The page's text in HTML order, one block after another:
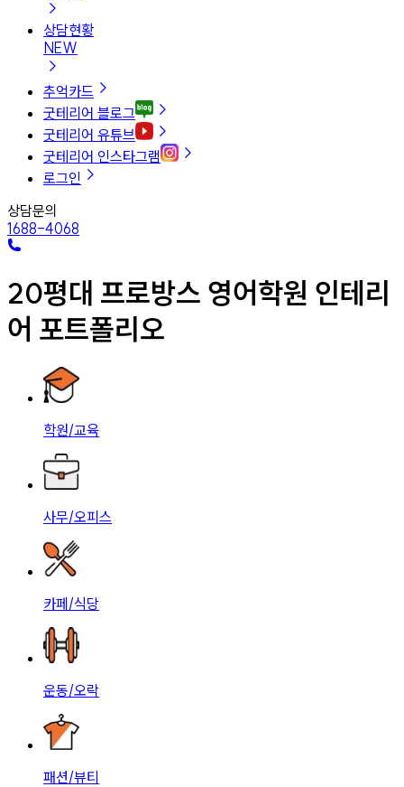
상담현황
NEW
추억카드
굿테리어 블로그
굿테리어 유튜브
굿테리어 인스타그램
로그인
상담문의
1688-4068
20평대 프로방스 영어학원 인테리
어 포트폴리오
학원/교육
사무/오피스
카페/식당
운동/오락
패션/뷰티